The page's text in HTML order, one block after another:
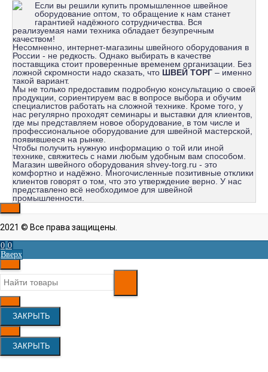
Если вы решили купить промышленное швейное
оборудование оптом, то обращение к нам станет
гарантией надёжного сотрудничества. Вся
реализуемая нами техника обладает безупречным
качеством!
Несомненно, интернет-магазины швейного оборудования в
России - не редкость. Однако выбирать в качестве
поставщика стоит проверенные временем организации. Без
ложной скромности надо сказать, что ШВЕЙ ТОРГ – именно
такой вариант.
Мы не только предоставим подробную консультацию о своей
продукции, сориентируем вас в вопросе выбора и обучим
специалистов работать на сложной технике. Кроме того, у
нас регулярно проходят семинары и выставки для клиентов,
где мы представляем новое оборудование, в том числе и
профессиональное оборудование для швейной мастерской,
появившееся на рынке.
Чтобы получить нужную информацию о той или иной
технике, свяжитесь с нами любым удобным вам способом.
Магазин швейного оборудования shvey-torg.ru - это
комфортно и надёжно. Многочисленные позитивные отклики
клиентов говорят о том, что это утверждение верно. У нас
представлено всё необходимое для швейной
промышленности.
2021 © Все права защищены.
0 0
Вверх
ЗАКРЫТЬ
ЗАКРЫТЬ